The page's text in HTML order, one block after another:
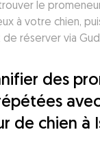
le
à votre chien,
réserver via
des
de chien à